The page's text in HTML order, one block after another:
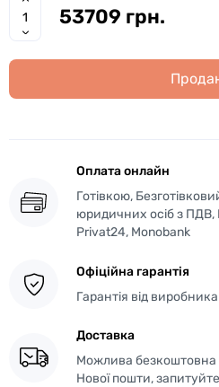
53709 грн.
Оплата онлайн
Готівкою,
юридичних осіб з ПДВ,
Privat24, Monobank
Офіційна гарантія
Гарантія від виробника
Доставка
Можлива безкоштовна
Нової пошти,